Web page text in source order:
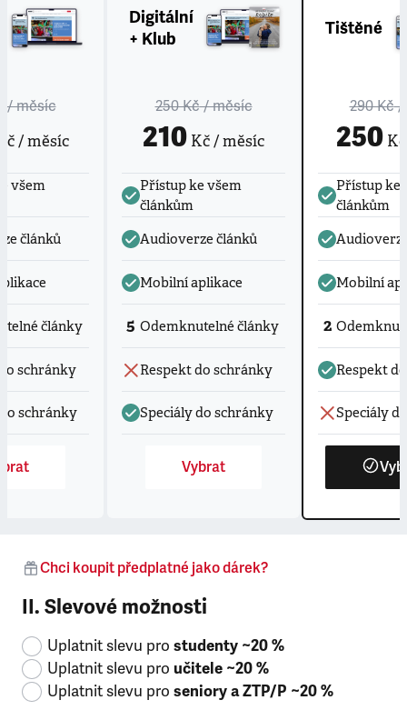
/ měsíc
/ měsíc
všem
článků
články
schránky
schránky
Digitální
+ Klub
250 Kč/ měsíc
210 Kč / měsíc
Přístup ke všem
článkům
Audioverze článků
Mobilní aplikace
5 Odemknutelné články
Respekt do schránky
Speciály do schránky
Vybrat
Tištěné
290 Kč/
250Kč
Přístup ke
článkům
Mobilní
2
Respekt
Speciály
Chci koupit předplatné jako dárek?
II. Slevové možnosti
Uplatnit slevu pro studenty ~20 %
Uplatnit slevu pro učitele ~20 %
Uplatnit slevu pro seniory a ZTP/P ~20 %